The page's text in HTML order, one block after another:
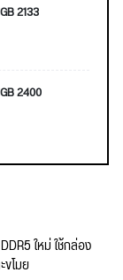
2133
2400
ใหม่ ใช้กล่อง
โมย